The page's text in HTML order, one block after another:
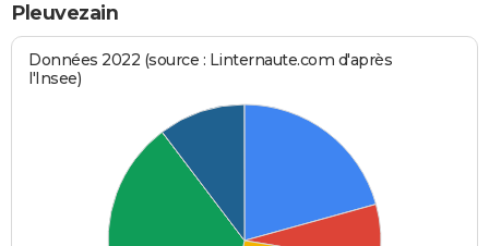
Pleuvezain
Données 2022 (source : Linternaute.com d'après
l'Insee)